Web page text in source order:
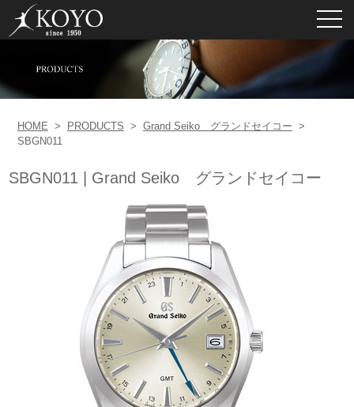
HOME > PRODUCTS > Grand Seiko グランドセイコー >
SBGN011
SBGN011 | Grand Seiko グランドセイコー